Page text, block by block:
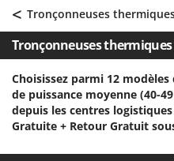
Accessoires pour
Aérateurs
Arracheuses de
Aspirateurs - Balais
Aspirateurs à cendres
Aspirateurs à feuilles
Aspirateurs de piscine
AgriEuro Premium
AgriEuro TOP-LINE
AGT
Aima
Airmec
AL-KO
ALA 2000
< Tronçonneuses
Tronçonneuses thermiques
Choisissez parmi 12
de puissance moyenne (40-
depuis les centres
Gratuite + Retour Gratuit